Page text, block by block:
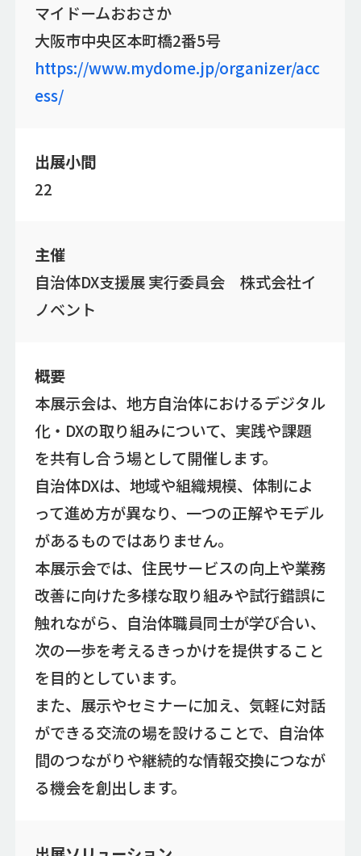
マイドームおおさか
大阪市中央区本町橋2番5号
https://www.mydome.jp/organizer/acc
ess/
出展小間
22
主催
自治体DX支援展 実行委員会 株式会社イ
ノベント
概要
本展示会は、地方自治体におけるデジタル
化・DXの取り組みについて、実践や課題
を共有し合う場として開催します。
自治体DXは、地域や組織規模、体制によ
って進め方が異なり、一つの正解やモデル
があるものではありません。
本展示会では、住民サービスの向上や業務
改善に向けた多様な取り組みや試行錯誤に
触れながら、自治体職員同士が学び合い、
次の一歩を考えるきっかけを提供すること
を目的としています。
また、展示やセミナーに加え、気軽に対話
ができる交流の場を設けることで、自治体
間のつながりや継続的な情報交換につなが
る機会を創出します。